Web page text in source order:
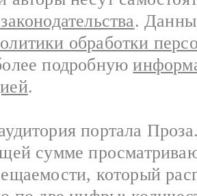
.
обработки
подробную
.
портала
сумме
который